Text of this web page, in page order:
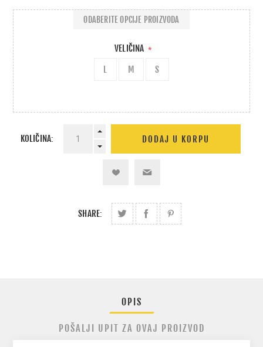
VELIČINA *
L M S
ODABERITE OPCIJE PROIZVODA
KOLIČINA:
SHARE:
OPIS
POŠALJI UPIT ZA OVAJ PROIZVOD